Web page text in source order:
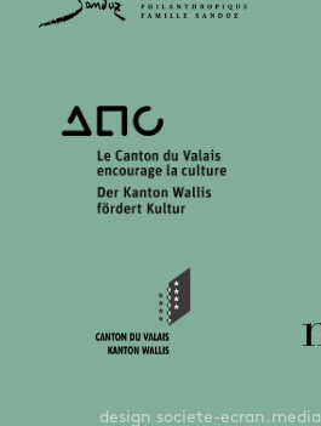
design societe-ecran.media